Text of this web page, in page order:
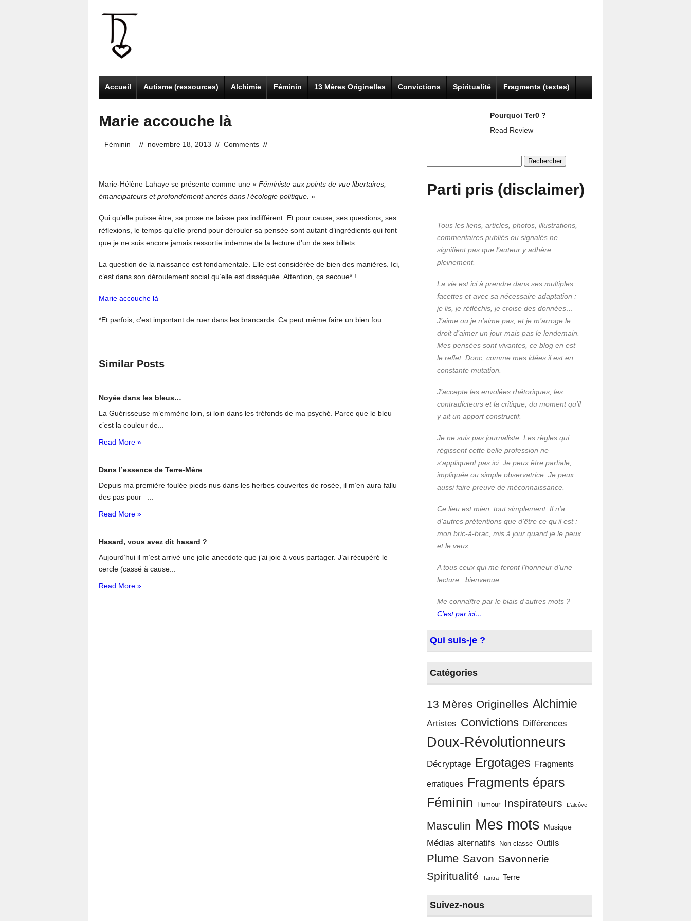
Accueil Autisme (ressources) Alchimie Féminin 13 Mères Originelles Convictions Spiritualité Fragments (textes)
Marie accouche là
Féminin // novembre 18, 2013 // Comments //
Marie-Hélène Lahaye se présente comme une « Féministe aux points de vue libertaires,
émancipateurs et profondément ancrés dans l’écologie politique. »
Qui qu’elle puisse être, sa prose ne laisse pas indifférent. Et pour cause, ses questions, ses
réflexions, le temps qu’elle prend pour dérouler sa pensée sont autant d’ingrédients qui font
que je ne suis encore jamais ressortie indemne de la lecture d’un de ses billets.
La question de la naissance est fondamentale. Elle est considérée de bien des manières. Ici,
c’est dans son déroulement social qu’elle est disséquée. Attention, ça secoue* !
Marie accouche là
*Et parfois, c’est important de ruer dans les brancards. Ca peut même faire un bien fou.
Similar Posts
Noyée dans les bleus…
La Guérisseuse m’emmène loin, si loin dans les tréfonds de ma psyché. Parce que le bleu
c’est la couleur de...
Read More »
Dans l’essence de Terre-Mère
Depuis ma première foulée pieds nus dans les herbes couvertes de rosée, il m’en aura fallu
des pas pour –...
Read More »
Hasard, vous avez dit hasard ?
Aujourd’hui il m’est arrivé une jolie anecdote que j’ai joie à vous partager. J’ai récupéré le
cercle (cassé à cause...
Read More »
Pourquoi Ter0 ?
Read Review
Rechercher :
Parti pris (disclaimer)
Tous les liens, articles, photos, illustrations,
commentaires publiés ou signalés ne
signifient pas que l’auteur y adhère
pleinement.
La vie est ici à prendre dans ses multiples
facettes et avec sa nécessaire adaptation :
je lis, je réfléchis, je croise des données…
J’aime ou je n’aime pas, et je m’arroge le
droit d’aimer un jour mais pas le lendemain.
Mes pensées sont vivantes, ce blog en est
le reflet. Donc, comme mes idées il est en
constante mutation.
J’accepte les envolées rhétoriques, les
contradicteurs et la critique, du moment qu’il
y ait un apport constructif.
Je ne suis pas journaliste. Les règles qui
régissent cette belle profession ne
s’appliquent pas ici. Je peux être partiale,
impliquée ou simple observatrice. Je peux
aussi faire preuve de méconnaissance.
Ce lieu est mien, tout simplement. Il n’a
d’autres prétentions que d’être ce qu’il est :
mon bric-à-brac, mis à jour quand je le peux
et le veux.
A tous ceux qui me feront l’honneur d’une
lecture : bienvenue.
Me connaître par le biais d’autres mots ?
C’est par ici…
Qui suis-je ?
Catégories
13 Mères Originelles Alchimie
Artistes Convictions Différences
Doux-Révolutionneurs
Décryptage Ergotages Fragments
erratiques Fragments épars
Féminin Humour Inspirateurs L'alcôve
Masculin Mes mots Musique
Médias alternatifs Non classé Outils
Plume Savon Savonnerie
Spiritualité Tantra Terre
Suivez-nous